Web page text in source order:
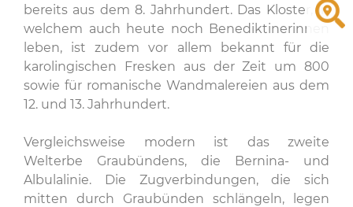
bereits aus dem 8. Jahrhundert. Das Kloster, in
welchem auch heute noch Benediktinerinnen
leben, ist zudem vor allem bekannt für die
karolingischen Fresken aus der Zeit um 800
sowie für romanische Wandmalereien aus dem
12. und 13. Jahrhundert.
Vergleichsweise modern ist das zweite
Welterbe Graubündens, die Bernina- und
Albulalinie. Die Zugverbindungen, die sich
mitten durch Graubünden schlängeln, legen